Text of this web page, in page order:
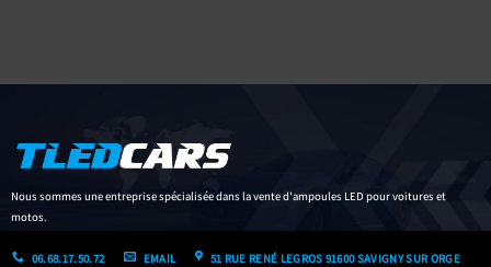
Nous sommes une entreprise spécialisée dans la vente d'ampoules LED pour voitures et
motos.
06.68.17.50.72 EMAIL 51 RUE RENÉ LEGROS 91600 SAVIGNY SUR ORGE